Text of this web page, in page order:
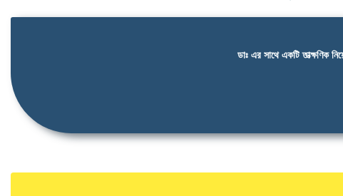
ডাঃ এর সাথে একটি তাত্ক্ষণিক